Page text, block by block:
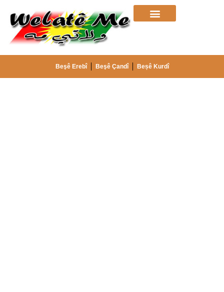
Beşê Erebî Beşê Çandî Beșê Kurdî